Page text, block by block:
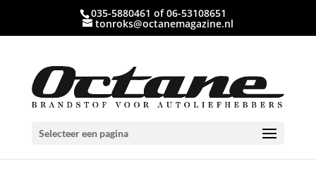
035-5880461 of 06-53108651
tonroks@octanemagazine.nl
Selecteer een pagina